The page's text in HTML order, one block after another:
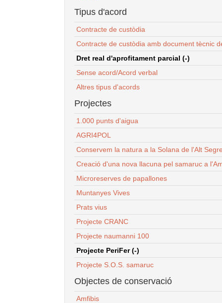
Tipus d'acord
Contracte de custòdia
Contracte de custòdia amb document tècnic
Dret real d'aprofitament parcial (-)
Sense acord/Acord verbal
Altres tipus d'acords
Projectes
1.000 punts d'aigua
AGRI4POL
Conservem la natura a la Solana de l'Alt
Creació d'una nova llacuna pel samaruc a
Microreserves de papallones
Muntanyes Vives
Prats vius
Projecte CRANC
Projecte naumanni 100
Projecte PeriFer (-)
Projecte S.O.S. samaruc
Objectes de conservació
Amfibis